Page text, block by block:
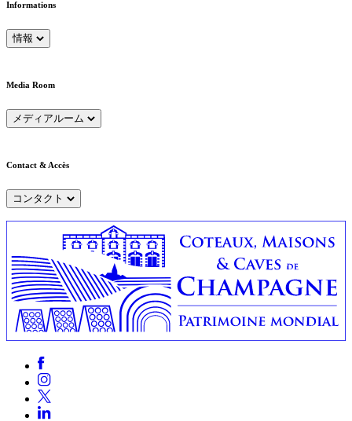
Informations
情報
Media Room
メディアルーム
Contact & Accès
コンタクト